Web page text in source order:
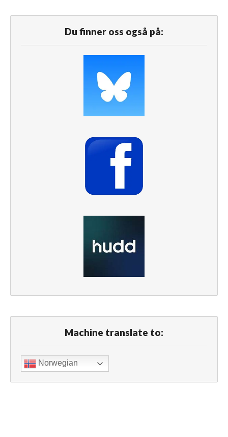
Du finner oss også på:
Machine translate to:
Norwegian